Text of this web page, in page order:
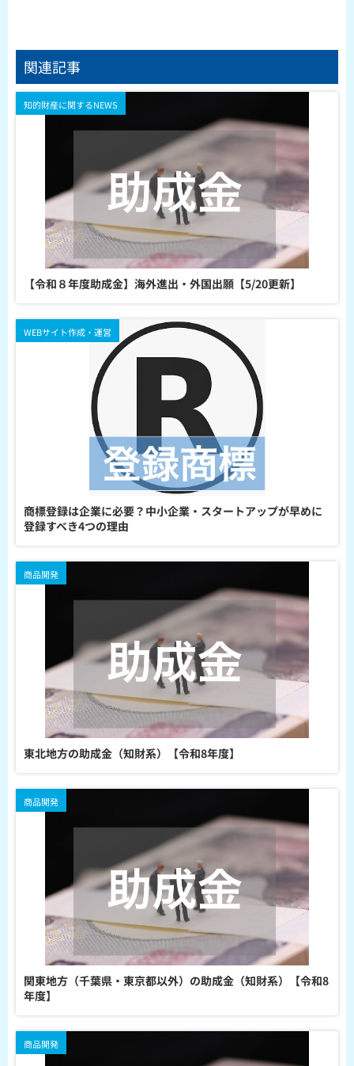
関連記事
【令和８年度助成金】海外進出・外国出願【5/20更新】
知的財産に関するNEWS
商標登録は企業に必要？中小企業・スタートアップが早めに
登録すべき4つの理由
WEBサイト作成・運営
東北地方の助成金（知財系）【令和8年度】
商品開発
関東地方（千葉県・東京都以外）の助成金（知財系）【令和8
年度】
商品開発
商品開発